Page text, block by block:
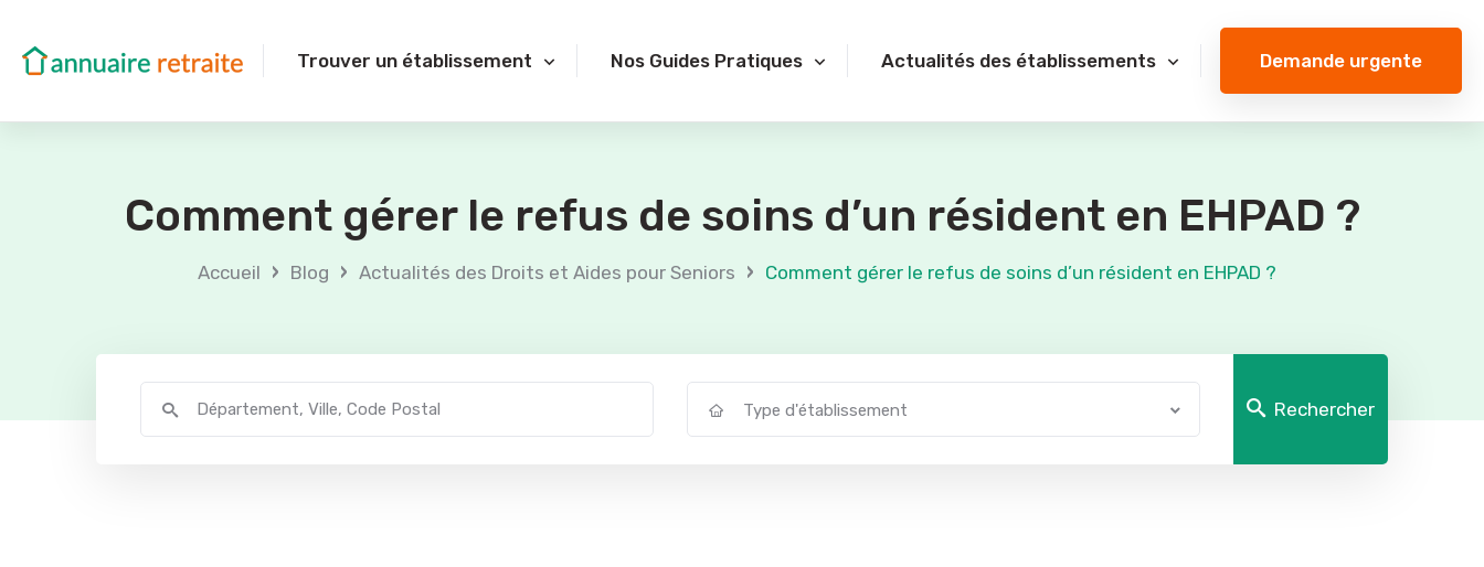
Trouver un établissement Nos Guides Pratiques Actualités des établissements Demande urgente
Comment gérer le refus de soins d’un résident en EHPAD ?
Accueil › Blog › Actualités des Droits et Aides pour Seniors › Comment gérer le refus de soins d’un résident en EHPAD ?
Type d'établissement Rechercher